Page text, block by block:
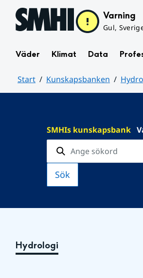
Hoppa till sidans innehåll Varning
Gul,
Väder Klimat Data
Start Kunskapsbanken
SMHIs kunskapsbank
Hydrologi